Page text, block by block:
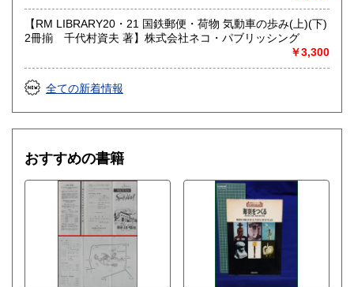
【RM LIBRARY20・21 国鉄郵便・荷物 気動車の歩み(上)(下)
2冊揃 千代村資夫 著】株式会社ネコ・パブリッシング
￥3,300
全ての新着情報
おすすめの書籍